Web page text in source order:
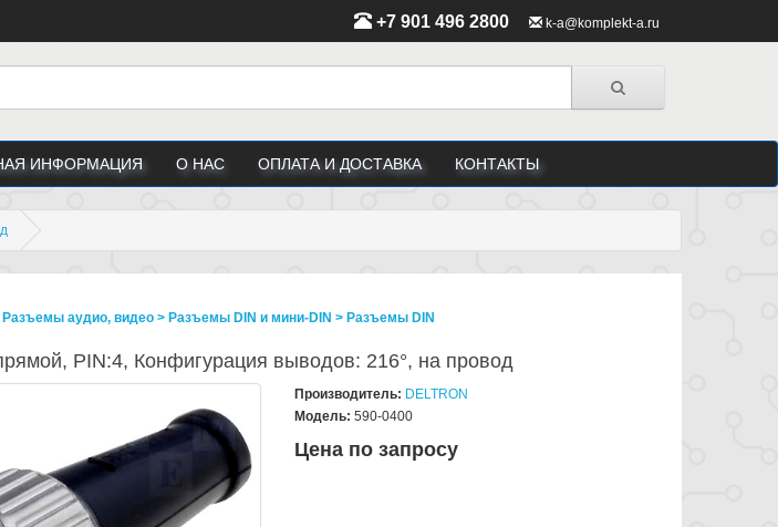
+7 901 496 2800 k-a@komplekt-a.ru
ИНФОРМАЦИЯ О НАС ОПЛАТА И ДОСТАВКА КОНТАКТЫ
аудио, видео > Разъeмы DIN и мини-DIN > Разъeмы DIN
PIN:4, Конфигурация выводов: 216°, на провод
Производитель: DELTRON
Модель: 590-0400
Цена по запросу